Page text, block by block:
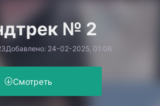
№ 2
Добавлено: 24-02-2025, 01:06
Смотреть